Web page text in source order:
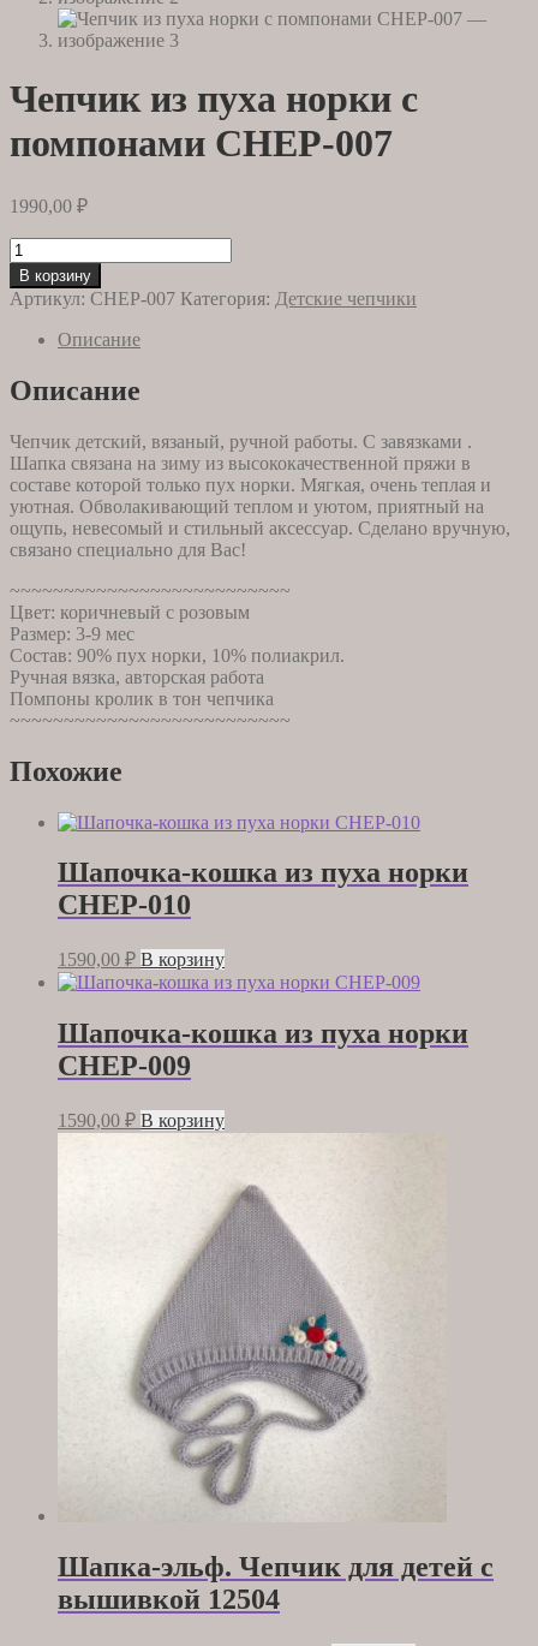
Чепчик из пуха норки с
помпонами CHEP-007
1990,00 ₽
Количество
товара
Чепчик
из
пуха
норки
с
помпонами
007
В корзину
Артикул: CHEP-007 Категория: Детские чепчики
Описание
Описание
Чепчик детский, вязаный, ручной работы. С завязками .
Шапка связана на зиму из высококачественной пряжи в
составе которой только пух норки. Мягкая, очень теплая и
уютная. Обволакивающий теплом и уютом, приятный на
ощупь, невесомый и стильный аксессуар. Сделано вручную,
связано специально для Вас!
~~~~~~~~~~~~~~~~~~~~~~~~~~
Цвет: коричневый с розовым
Размер: 3-9 мес
Состав: 90% пух норки, 10% полиакрил.
Ручная вязка, авторская работа
Помпоны кролик в тон чепчика
~~~~~~~~~~~~~~~~~~~~~~~~~~
Похожие
Шапочка-кошка из пуха норки
CHEP-010
1590,00 ₽ В корзину
Шапочка-кошка из пуха норки
CHEP-009
1590,00 ₽ В корзину
Шапка-эльф. Чепчик для детей с
вышивкой 12504